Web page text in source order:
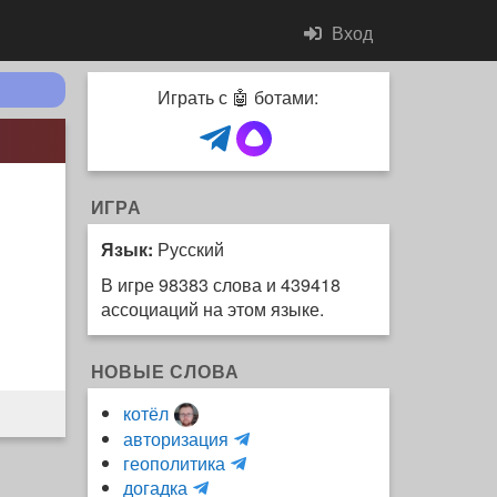
Вход
Играть с 🤖 ботами:
ИГРА
Язык: Русский
В игре 98383 слова и 439418
ассоциаций на этом языке.
НОВЫЕ СЛОВА
котёл
авторизация
и
геополитика
H
догадка
m